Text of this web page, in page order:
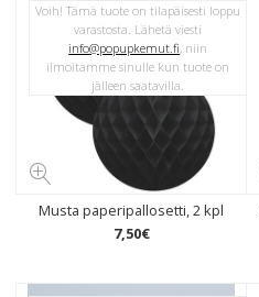
Musta paperipallosetti, 2 kpl
7,50€
Voih! Tämä tuote on tilapäisesti loppu
varastosta. Lähetä viesti
info@popupkemut.fi, niin
ilmoitamme sinulle kun tuote on
jälleen saatavilla.